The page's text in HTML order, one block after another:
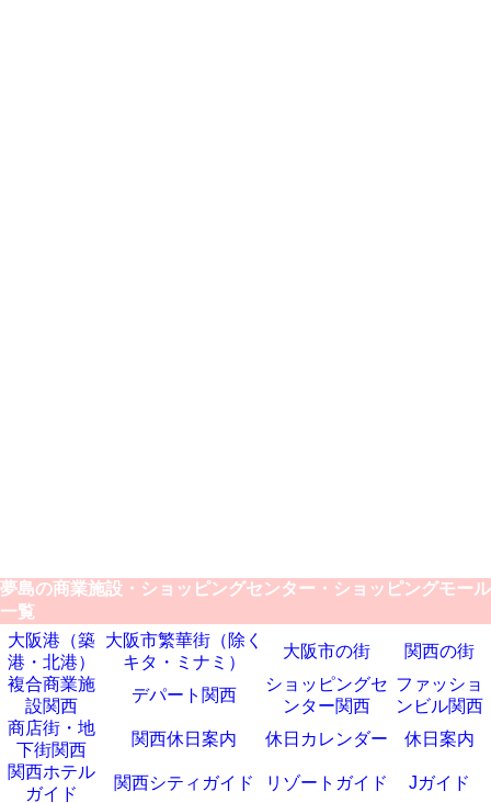
夢島の商業施設・ショッピングセンター・ショッピングモール
一覧
大阪港（築
港・北港）
大阪市繁華街（除く
キタ・ミナミ）
大阪市の街
関西の街
複合商業施
設関西
デパート関西
ショッピングセ
ンター関西
ファッショ
ンビル関西
商店街・地
下街関西
関西休日案内 休日カレンダー
休日案内
関西ホテル
ガイド
関西シティガイド リゾートガイド Jガイド